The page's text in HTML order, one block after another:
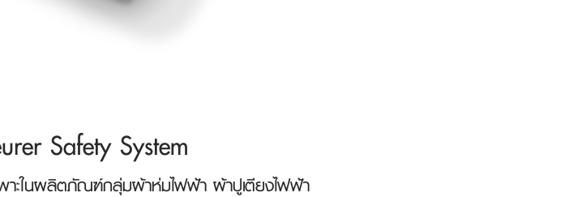
Safety System
าะในผลิตภัณฑ์กลุ่มผ้าห่มไฟฟ้า ผ้าปูเตียงไฟฟ้า